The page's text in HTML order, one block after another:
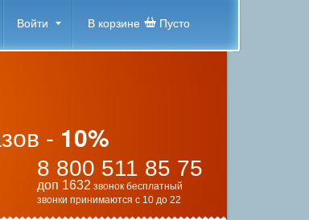
В корзине Пусто
Войти
- 10%
8 800 511 85 75
доп 1632 звонок бесплатный
звонки принимаются с 10 до 22